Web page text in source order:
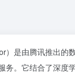
）是由腾讯推出的
务。它结合了深度